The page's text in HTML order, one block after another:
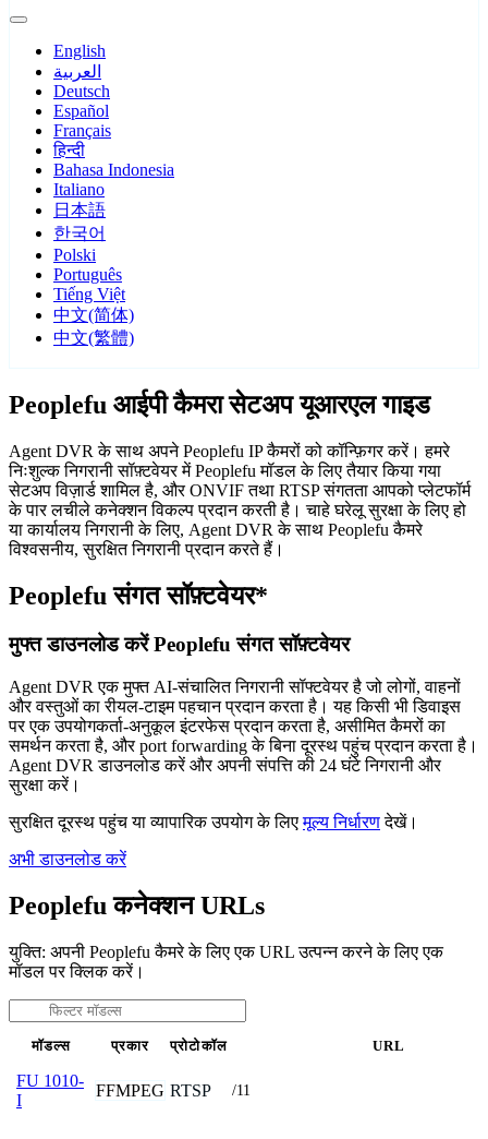
English
العربية
Deutsch
Español
Français
हिन्दी
Bahasa Indonesia
Italiano
日本語
한국어
Polski
Português
Tiếng Việt
中文(简体)
中文(繁體)
Peoplefu आईपी कैमरा सेटअप यूआरएल गाइड
Agent DVR के साथ अपने Peoplefu IP कैमरों को कॉन्फ़िगर करें। हमरे
निःशुल्क निगरानी सॉफ़्टवेयर में Peoplefu मॉडल के लिए तैयार किया गया
सेटअप विज़ार्ड शामिल है, और ONVIF तथा RTSP संगतता आपको प्लेटफॉर्म
के पार लचीले कनेक्शन विकल्प प्रदान करती है। चाहे घरेलू सुरक्षा के लिए हो
या कार्यालय निगरानी के लिए, Agent DVR के साथ Peoplefu कैमरे
विश्वसनीय, सुरक्षित निगरानी प्रदान करते हैं।
Peoplefu संगत सॉफ़्टवेयर*
मुफ्त डाउनलोड करें Peoplefu संगत सॉफ़्टवेयर
Agent DVR एक मुफ्त AI-संचालित निगरानी सॉफ्टवेयर है जो लोगों, वाहनों
और वस्तुओं का रीयल-टाइम पहचान प्रदान करता है। यह किसी भी डिवाइस
पर एक उपयोगकर्ता-अनुकूल इंटरफेस प्रदान करता है, असीमित कैमरों का
समर्थन करता है, और port forwarding के बिना दूरस्थ पहुंच प्रदान करता है।
Agent DVR डाउनलोड करें और अपनी संपत्ति की 24 घंटे निगरानी और
सुरक्षा करें।
सुरक्षित दूरस्थ पहुंच या व्यापारिक उपयोग के लिएमूल्य निर्धारणदेखें।
अभी डाउनलोड करें
Peoplefu कनेक्शन URLs
युक्ति: अपनी Peoplefu कैमरे के लिए एक URL उत्पन्न करने के लिए एक
मॉडल पर क्लिक करें।
मॉडल्स प्रकार प्रोटोकॉल URL
FU 1010-
I
FFMPEG RTSP /11